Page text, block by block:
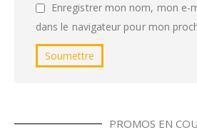
Enregistrer mon nom, mon e-
dans le navigateur pour mon
PROMOS EN